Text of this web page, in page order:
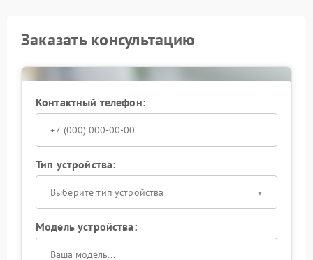
Заказать консультацию
Контактный телефон:
Тип устройства:
Выберите тип устройства
Модель устройства: